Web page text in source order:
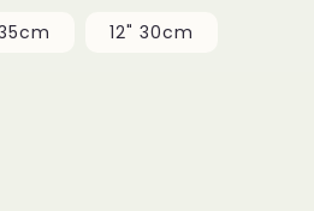
12" 30cm